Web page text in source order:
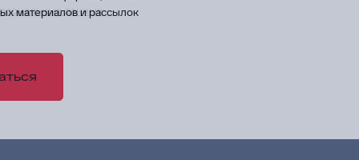
данных в целях приема и обработки моих обращений и
материалов и рассылок